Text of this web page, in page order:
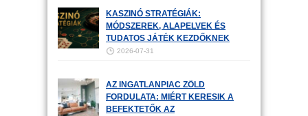
KASZINÓ STRATÉGIÁK:
MÓDSZEREK, ALAPELVEK ÉS
TUDATOS JÁTÉK KEZDŐKNEK
2026-07-31
AZ INGATLANPIAC ZÖLD
FORDULATA: MIÉRT KERESIK A
BEFEKTETŐK AZ